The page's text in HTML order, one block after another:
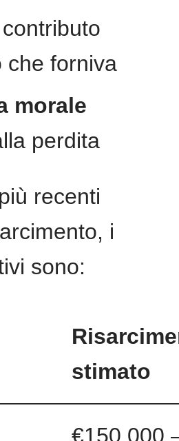
che forniva
morale
perdita
recenti
i
sono:
stimato
€150.000